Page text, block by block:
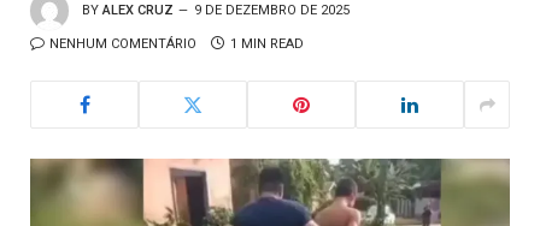
BY ALEX CRUZ 9 DE DEZEMBRO DE 2025
NENHUM COMENTÁRIO 1 MIN READ